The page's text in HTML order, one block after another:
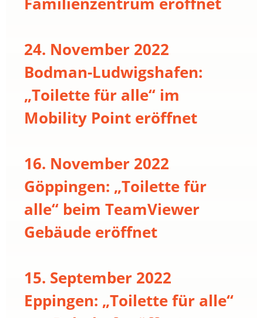
24. November 2022
Bodman-Ludwigshafen:
„Toilette für alle“ im
Mobility Point eröffnet
16. November 2022
Göppingen: „Toilette für
alle“ beim TeamViewer
Gebäude eröffnet
15. September 2022
Eppingen: „Toilette für alle“